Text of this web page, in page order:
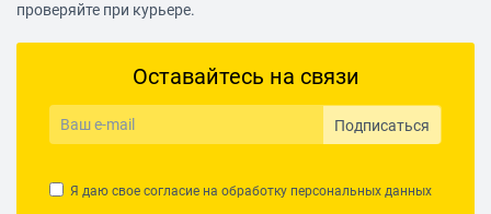
проверяйте при курьере.
Оставайтесь на связи
Подписаться
Я даю свое согласие на обработку персональных данных